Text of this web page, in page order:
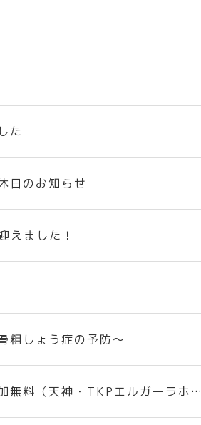
た
日のお知らせ
えました！
しょう症の予防～
無料（天神・TKPエルガーラホ…